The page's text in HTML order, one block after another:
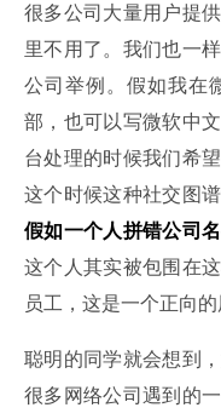
很多公司大量用户提
里不用了。我们也一
公司举例。假如我在
部，也可以写微软中
台处理的时候我们希
这个时候这种社交图
假如一个人拼错公司
这个人其实被包围在
员工，这是一个正向的
聪明的同学就会想到
很多网络公司遇到的